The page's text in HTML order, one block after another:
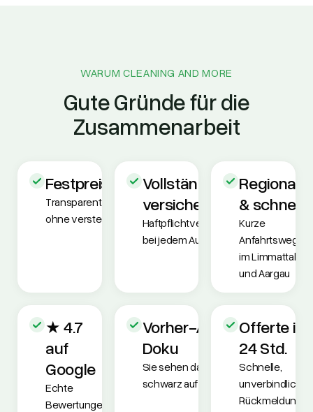
WARUM CLEANING AND MORE
Gute Gründe für die
Zusammenarbeit
Festpreisgarantie
Transparent kalkuliert,
ohne versteckte Kosten.
Vollständig
versichert
Haftpflichtversichert
bei jedem Auftrag.
Regional
& schnell
Kurze
Anfahrtswege
im Limmattal
und Aargau
★ 4.7
auf
Google
Echte
Bewertungen
Vorher-/Nachher-
Doku
Sie sehen das Ergebnis
schwarz auf weiss.
Offerte in
24 Std.
Schnelle,
unverbindliche
Rückmeldung.